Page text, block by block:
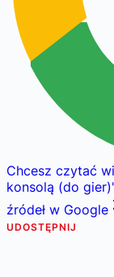
Chcesz czytać
konsolą (do gier)
źródeł w Google
UDOSTĘPNIJ